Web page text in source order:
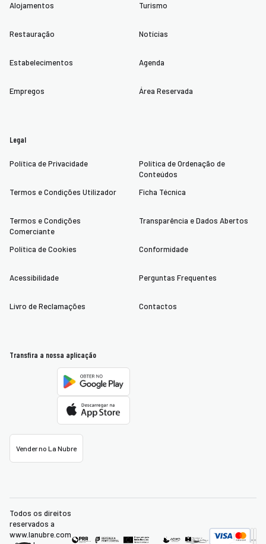
Alojamentos
Restauração
Estabelecimentos
Empregos
Turismo
Notícias
Agenda
Área Reservada
Legal
Política de Privacidade
Termos e Condições Utilizador
Termos e Condições
Comerciante
Política de Cookies
Acessibilidade
Livro de Reclamações
Política de Ordenação de
Conteúdos
Ficha Técnica
Transparência e Dados Abertos
Conformidade
Perguntas Frequentes
Contactos
Transfira a nossa aplicação
Vender no La Nubre
Todos os direitos
reservados a
www.lanubre.com